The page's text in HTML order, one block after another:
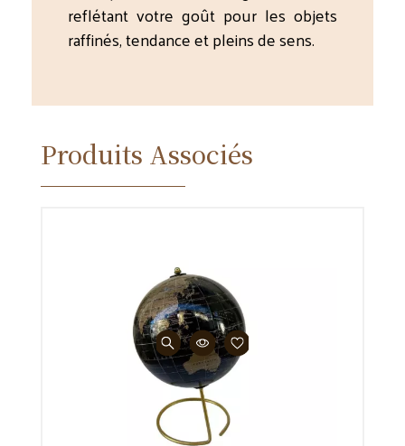
reflétant votre goût pour les objets
raffinés, tendance et pleins de sens.
Produits Associés